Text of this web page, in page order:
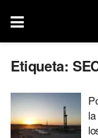
Etiqueta: